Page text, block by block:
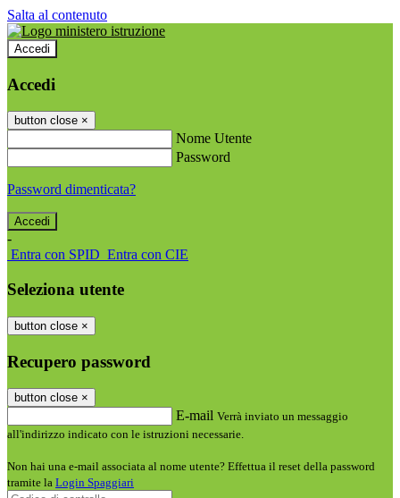
Salta al contenuto
Accedi
Accedi
button close ×
Nome Utente
Password
Password dimenticata?
-
Entra con SPID Entra con CIE
Seleziona utente
button close ×
Recupero password
button close ×
E-mail Verrà inviato un messaggio
all'indirizzo indicato con le istruzioni necessarie.
Non hai una e-mail associata al nome utente? Effettua il reset della password
tramite la Login Spaggiari